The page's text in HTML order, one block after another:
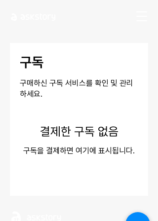
구독
구매하신 구독 서비스를 확인 및 관리
하세요.
결제한 구독 없음
구독을 결제하면 여기에 표시됩니다.